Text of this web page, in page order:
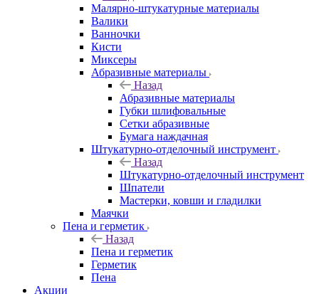
Малярно-штукатурные материалы
Валики
Ванночки
Кисти
Миксеры
Абразивные материалы
Назад
Абразивные материалы
Губки шлифовальные
Сетки абразивные
Бумага наждачная
Штукатурно-отделочный инструмент
Назад
Штукатурно-отделочный инструмент
Шпатели
Мастерки, ковши и гладилки
Маячки
Пена и герметик
Назад
Пена и герметик
Герметик
Пена
Акции